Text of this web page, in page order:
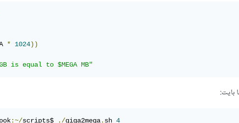
* 1024))
is equal to $MEGA MB"
:~/scripts$ ./giga2mega. sh 4